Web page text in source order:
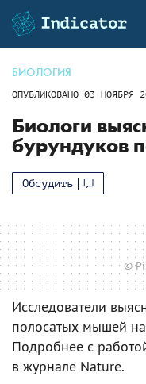
БИОЛОГИЯ
ОПУБЛИКОВАНО 03 НОЯБРЯ
Биологи
бурундуков
Обсудить
©
Исследователи
полосатых мышей
Подробнее с
в журнале Nature.